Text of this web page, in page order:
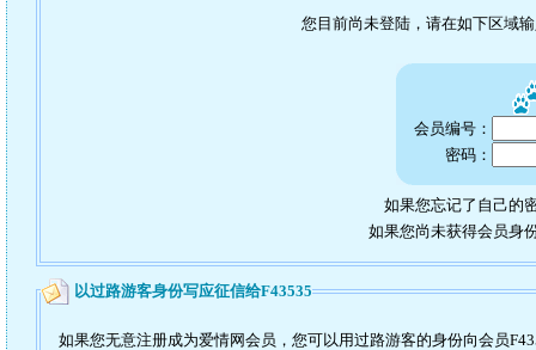
您目前尚未登陆，请在如下区域
会员编号：
密码：
如果您忘记了自己的
如果您尚未获得会员身
以过路游客身份写应征信给F43535
如果您无意注册成为爱情网会员，您可以用过路游客的身份向会员